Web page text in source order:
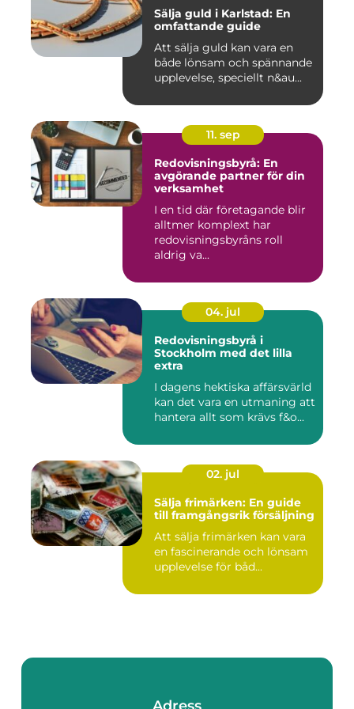
Sälja guld i Karlstad: En
omfattande guide
Att sälja guld kan vara en
både lönsam och spännande
upplevelse, speciellt n&au...
11. sep
Redovisningsbyrå: En
avgörande partner för din
verksamhet
I en tid där företagande blir
alltmer komplext har
redovisningsbyråns roll
aldrig va...
04. jul
Redovisningsbyrå i
Stockholm med det lilla
extra
I dagens hektiska affärsvärld
kan det vara en utmaning att
hantera allt som krävs f&o...
02. jul
Sälja frimärken: En guide
till framgångsrik försäljning
Att sälja frimärken kan vara
en fascinerande och lönsam
upplevelse för båd...